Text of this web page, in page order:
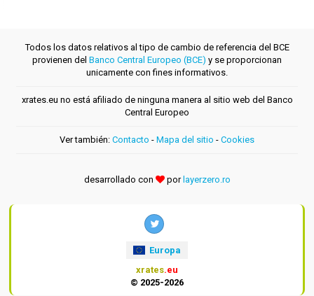
Todos los datos relativos al tipo de cambio de referencia del BCE
provienen del Banco Central Europeo (BCE) y se proporcionan
unicamente con fines informativos.
xrates.eu no está afiliado de ninguna manera al sitio web del Banco
Central Europeo
Ver también: Contacto - Mapa del sitio - Cookies
desarrollado con por layerzero.ro
Europa
xrates.eu
© 2025-2026